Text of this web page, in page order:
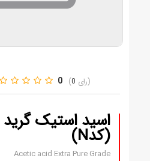
0 0
(کدN)
Acetic acid Extra Pure Grade